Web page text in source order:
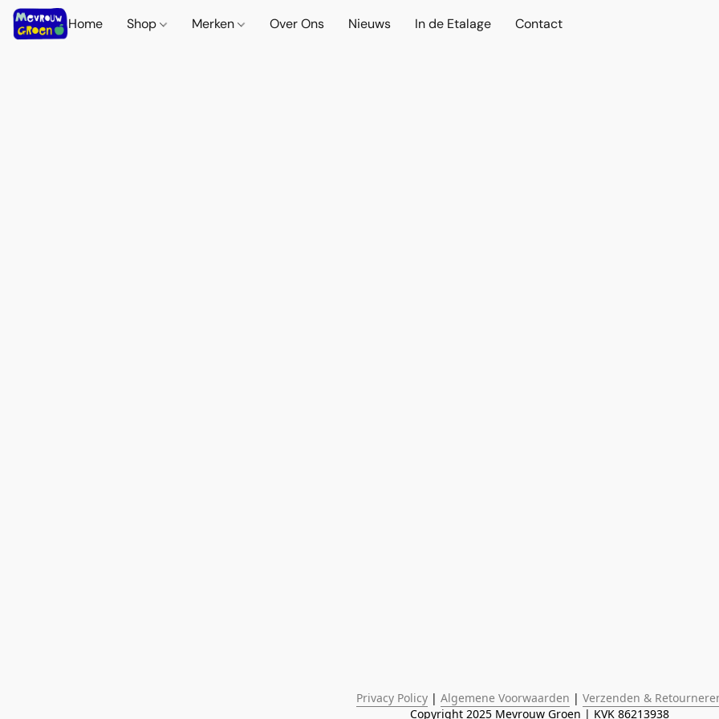
Home Shop Merken Over Ons Nieuws In de Etalage Contact
Privacy Policy | Algemene Voorwaarden | Verzenden &
Copyright 2025 Mevrouw Groen | KVK 86213938